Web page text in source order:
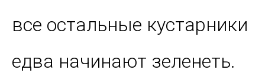
все остальные кустарники
едва начинают зеленеть.